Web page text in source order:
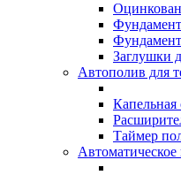
Заглушки
Автополив для
Капельная
Таймер